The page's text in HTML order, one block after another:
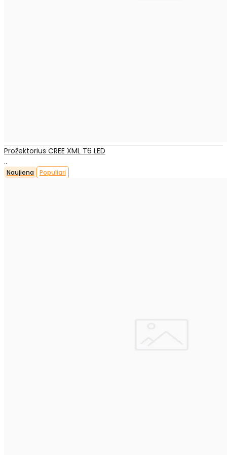
Prožektorius CREE XML T6 LED
..
Naujiena Populiari